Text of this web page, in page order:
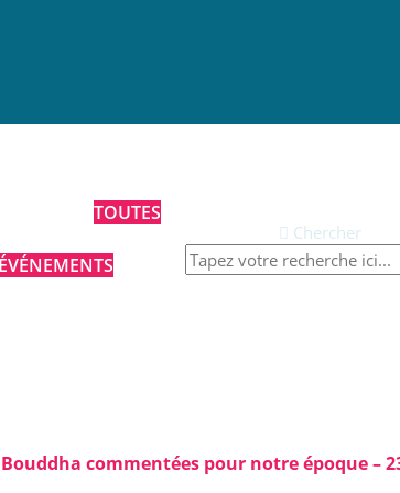
TOUTES
ÉVÉNEMENTS
Chercher
commentées pour notre époque –